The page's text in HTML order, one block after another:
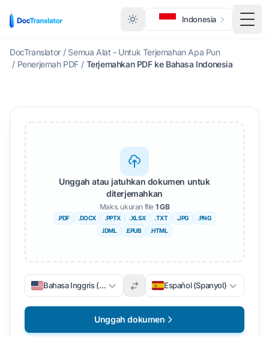
Indonesia
DocTranslator / Semua Alat - Untuk Terjemahan Apa Pun
/ Penerjemah PDF / Terjemahkan PDF ke Bahasa Indonesia
Unggah atau jatuhkan dokumen untuk
diterjemahkan
Maks. ukuran file 1 GB
.PDF .DOCX .PPTX .XLSX .TXT .JPG
.PNG
.IDML
.EPUB .HTML
Bahasa Inggris (Inggris) Español (Spanyol)
Unggah dokumen